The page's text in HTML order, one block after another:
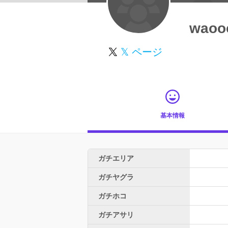
𝕏 ページ
基本情報
ガチエリア
ガチヤグラ
ガチホコ
ガチアサリ